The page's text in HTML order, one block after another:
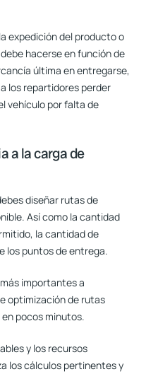
expedición del producto o
hacerse en función de
última en entregarse,
los repartidores perder
vehículo por falta de
a la carga de
diseñar rutas de
Así como la cantidad
la cantidad de
los puntos de entrega.
importantes a
optimización de rutas
pocos minutos.
y los recursos
los cálculos pertinentes y